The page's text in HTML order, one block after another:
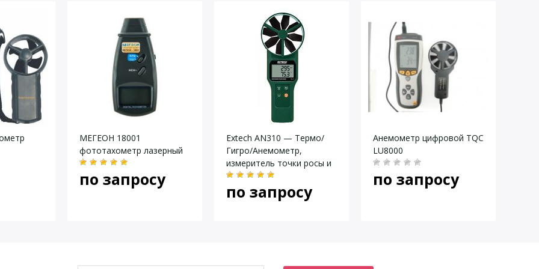
термистор
МЕГЕОН 18001
фототахометр лазерный
по запросу
Extech AN310 — Термо/
Гигро/Анемометр,
измеритель точки росы и
температуры по мокрому
термометру
по запросу
Анемометр цифровой TQC
LU8000
по запросу